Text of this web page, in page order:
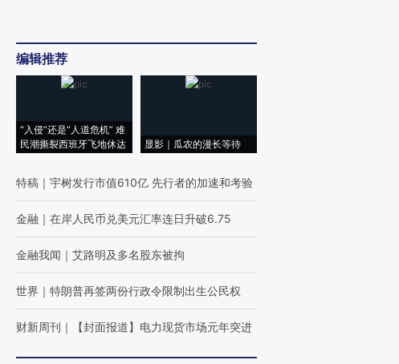
编辑推荐
“入侵”还是“人道危机” 难
民潮撕裂西班牙飞地休达
显影｜瓜农的漫长等待
特稿 ｜ 宇树发行市值610亿 先行者的加速和考验
金融 ｜ 在岸人民币兑美元汇率连日升破6.75
金融我闻 ｜ 艾路明及多名股东被拘
世界 ｜ 特朗普再签两份行政令限制出生公民权
财新周刊 ｜ 【封面报道】电力现货市场元年突进